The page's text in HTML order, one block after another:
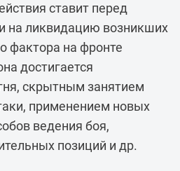
ставит перед
на ликвидацию возникших
фактора на фронте
достигается
скрытным занятием
применением новых
ведения боя,
позиций и др.